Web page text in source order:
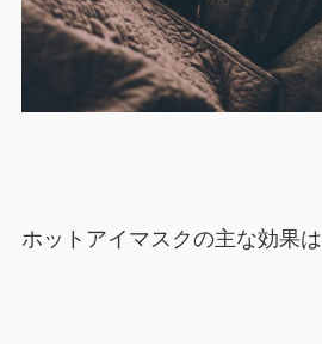
ホットアイマスクの主な効果は